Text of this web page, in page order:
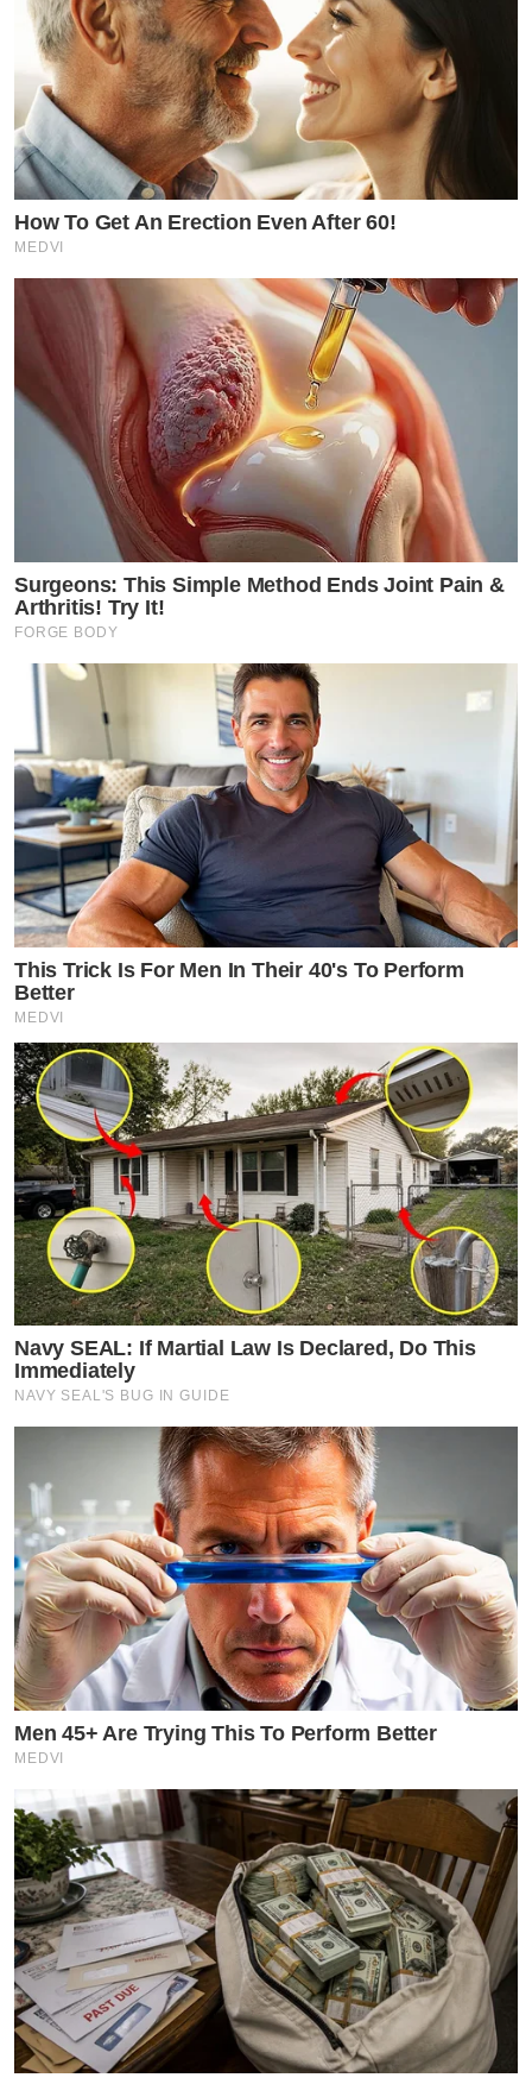
How To Get An Erection Even After 60!
MEDVI
Surgeons: This Simple Method Ends Joint Pain &
Arthritis! Try It!
FORGE BODY
This Trick Is For Men In Their 40's To Perform
Better
MEDVI
Navy SEAL: If Martial Law Is Declared, Do This
Immediately
NAVY SEAL'S BUG IN GUIDE
Men 45+ Are Trying This To Perform Better
MEDVI